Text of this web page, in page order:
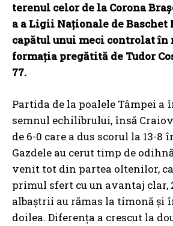
terenul celor de la Corona
a a Ligii Naționale de Baschet
capătul unui meci controlat în
formația pregătită de Tudor
77.
Partida de la poalele Tâmpei a
semnul echilibrului, însă
de 6-0 care a dus scorul la 13-8
Gazdele au cerut timp de
venit tot din partea oltenilor,
primul sfert cu un avantaj clar,
albaștrii au rămas la timonă și
doilea. Diferența a crescut la